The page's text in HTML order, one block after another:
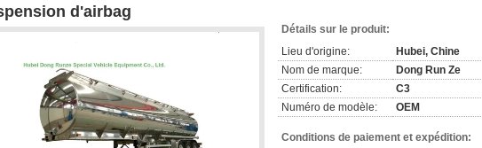
d'airbag
Détails sur le produit:
Lieu d'origine:
Hubei, Chine
Nom de marque:
Dong Run Ze
Certification:
C3
Numéro de modèle:
OEM
Conditions de paiement et expédition: